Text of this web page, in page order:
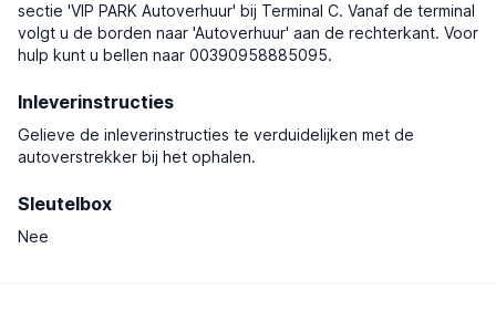
sectie 'VIP PARK Autoverhuur' bij Terminal C. Vanaf de terminal
volgt u de borden naar 'Autoverhuur' aan de rechterkant. Voor
hulp kunt u bellen naar 00390958885095.
Inleverinstructies
Gelieve de inleverinstructies te verduidelijken met de
autoverstrekker bij het ophalen.
Sleutelbox
Nee